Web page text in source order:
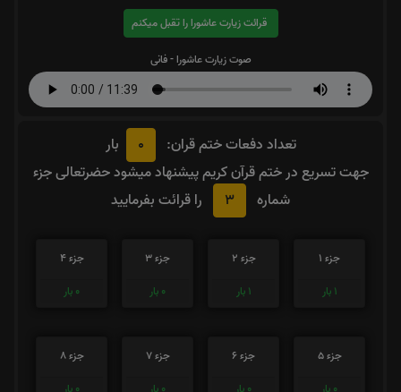
قرائت زیارت عاشورا را تقبل میکنم
صوت زیارت عاشورا - فانی
تعداد دفعات ختم قران: 0
بار
جهت تسریع در ختم قرآن کریم پیشنهاد میشود حضرتعالی جزء
شماره
3 را قرائت بفرمایید
جزء 1
1 بار
جزء 2
1 بار
جزء 3
0 بار
جزء 4
0 بار
جزء 5
جزء 6
جزء 7
جزء 8